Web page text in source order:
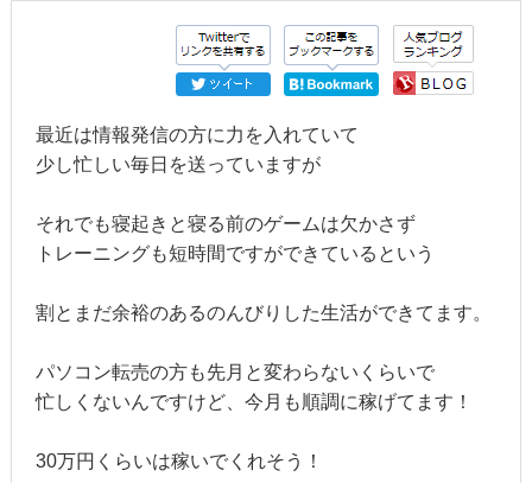
最近は情報発信の方に力を入れていて
少し忙しい毎日を送っていますが
それでも寝起きと寝る前のゲームは欠かさず
トレーニングも短時間ですができているという
割とまだ余裕のあるのんびりした生活ができてます。
パソコン転売の方も先月と変わらないくらいで
忙しくないんですけど、今月も順調に稼げてます！
30万円くらいは稼いでくれそう！